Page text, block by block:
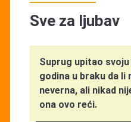
Sve za ljubav
Suprug upitao
godina u braku da li
neverna, ali nikad
ona ovo reći.